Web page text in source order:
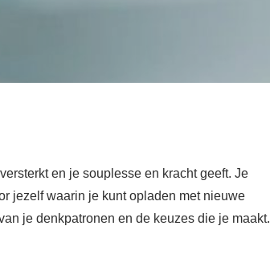
en je souplesse en kracht geeft. Je
jezelf waarin je kunt opladen met nieuwe
je denkpatronen en de keuzes die je maakt.